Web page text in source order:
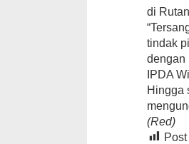
di
tindak
dengan
IPDA
Hingga
(Red)